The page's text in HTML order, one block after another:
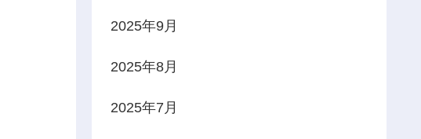
2025年9月
2025年8月
2025年7月